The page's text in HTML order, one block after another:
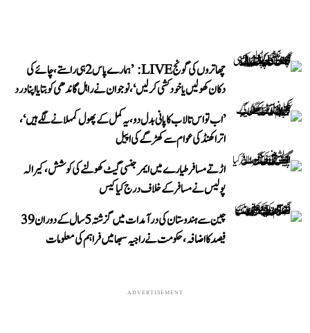
چھاتروں کی گونج LIVE: ’ہمارے پاس 2 ہی راستے، چائے کی
دکان کھولیں یا خودکشی کر لیں‘، نوجوان نے راہل گاندھی کو بتایا اپنا درد
’اب تو اس تالاب کا پانی بدل دو، یہ کمل کے پھول کمہلانے لگے ہیں‘،
اتراکھنڈ کی عوام سے کھڑگے کی اپیل
اڑتے مسافر طیارے میں ایمرجنسی گیٹ کھولنے کی کوشش، کیرالہ
پولیس نے مسافر کے خلاف درج کیا کیس
چین سے ہندوستان کی درآمدات میں گزشتہ 5 سال کے دوران 39
فیصد کا اضافہ، حکومت نے راجیہ سبھا میں فراہم کی معلومات
ADVERTISEMENT